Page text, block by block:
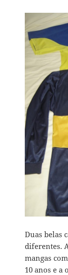
Duas belas
diferentes.
mangas
10 anos e a